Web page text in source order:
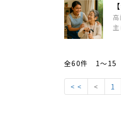
全60件 1〜15
< < < 1